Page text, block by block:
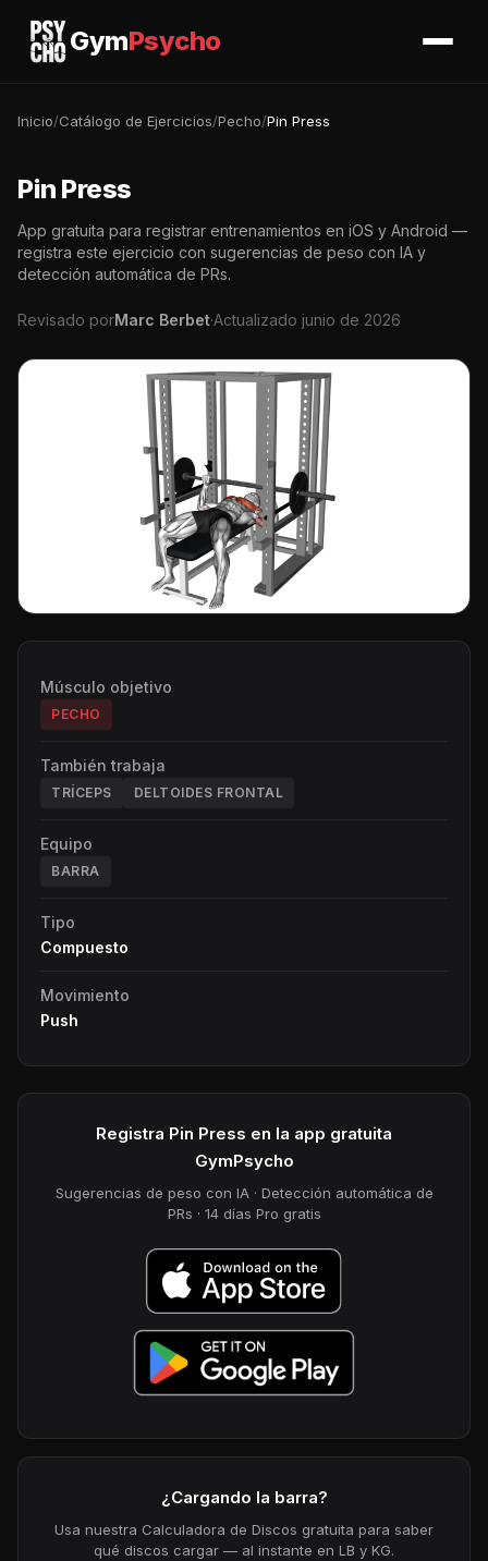
GymPsycho
Inicio/Catálogo de Ejercicios/Pecho/Pin Press
Pin Press
App gratuita para registrar entrenamientos en iOS y Android —
registra este ejercicio con sugerencias de peso con IA y
detección automática de PRs.
Revisado porMarc Berbet·Actualizado junio de 2026
Músculo objetivo
PECHO
También trabaja
TRÍCEPS DELTOIDES FRONTAL
Equipo
BARRA
Tipo
Compuesto
Movimiento
Push
Registra Pin Press en la app gratuita
GymPsycho
Sugerencias de peso con IA · Detección automática de
PRs · 14 días Pro gratis
¿Cargando la barra?
Usa nuestra Calculadora de Discos gratuita para saber
qué discos cargar — al instante en LB y KG.